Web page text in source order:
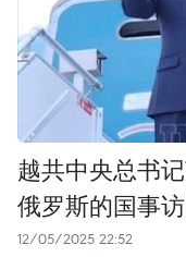
越共中央总书
俄罗斯的国事
12/05/2025 22:52